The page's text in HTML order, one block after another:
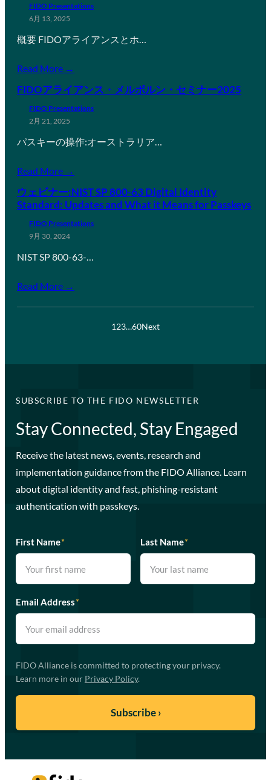
FIDO Presentations
6月 13, 2025
概要 FIDOアライアンスとホ…
Read More →
FIDOアライアンス・メルボルン・セミナー2025
FIDO Presentations
2月 21, 2025
パスキーの操作:オーストラリア…
Read More →
ウェビナー:NIST SP 800-63 Digital Identity
Standard: Updates and What it Means for Passkeys
FIDO Presentations
9月 30, 2024
NIST SP 800-63-…
Read More →
123…60Next
SUBSCRIBE TO THE FIDO NEWSLETTER
Stay Connected, Stay Engaged
Receive the latest news, events, research and
implementation guidance from the FIDO Alliance. Learn
about digital identity and fast, phishing-resistant
authentication with passkeys.
First Name* Last Name*
Email Address*
FIDO Alliance is committed to protecting your privacy.
Learn more in our Privacy Policy.